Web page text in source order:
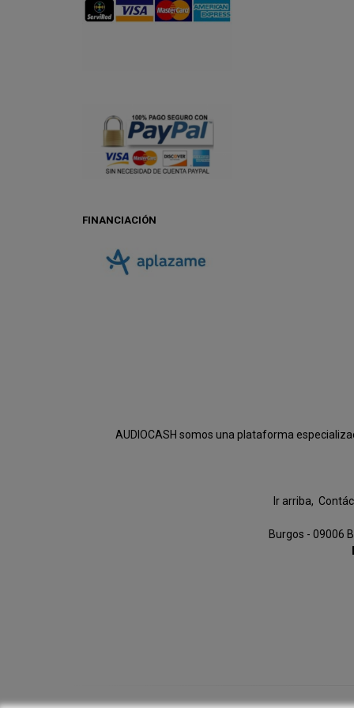
FINANCIACIÓN
AUDIOCASH somos una plataforma
Ir arriba
Burgos - 09006